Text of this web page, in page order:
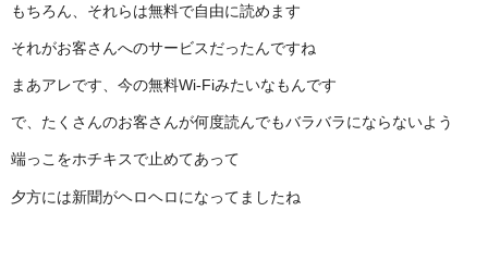
もちろん、それらは無料で自由に読めます
それがお客さんへのサービスだったんですね
まあアレです、今の無料Wi-Fiみたいなもんです
で、たくさんのお客さんが何度読んでもバラバラにならないよう
端っこをホチキスで止めてあって
夕方には新聞がヘロヘロになってましたね